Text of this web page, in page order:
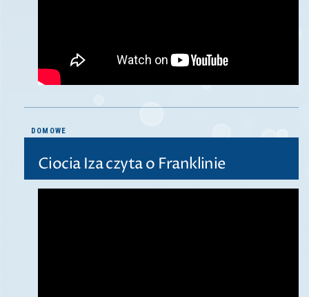
DOMOWE
Ciocia Iza czyta o Franklinie